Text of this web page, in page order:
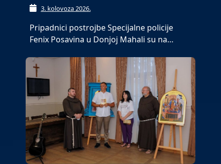
3. kolovoza 2026.
Pripadnici postrojbe Specijalne policije
Fenix Posavina u Donjoj Mahali su na…